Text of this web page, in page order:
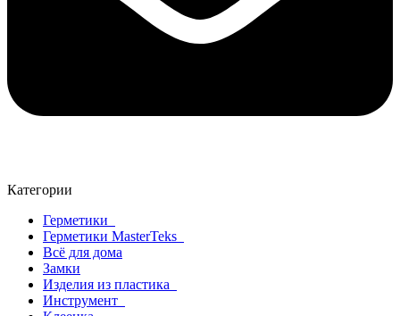
Категории
Герметики
Герметики MasterTeks
Всё для дома
Замки
Изделия из пластика
Инструмент